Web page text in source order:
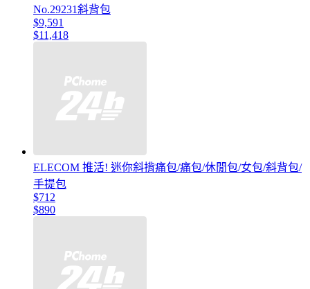
No.29231斜背包
$9,591
$11,418
ELECOM 推活! 迷你斜揹痛包/痛包/休閒包/女包/斜背包/
手提包
$712
$890